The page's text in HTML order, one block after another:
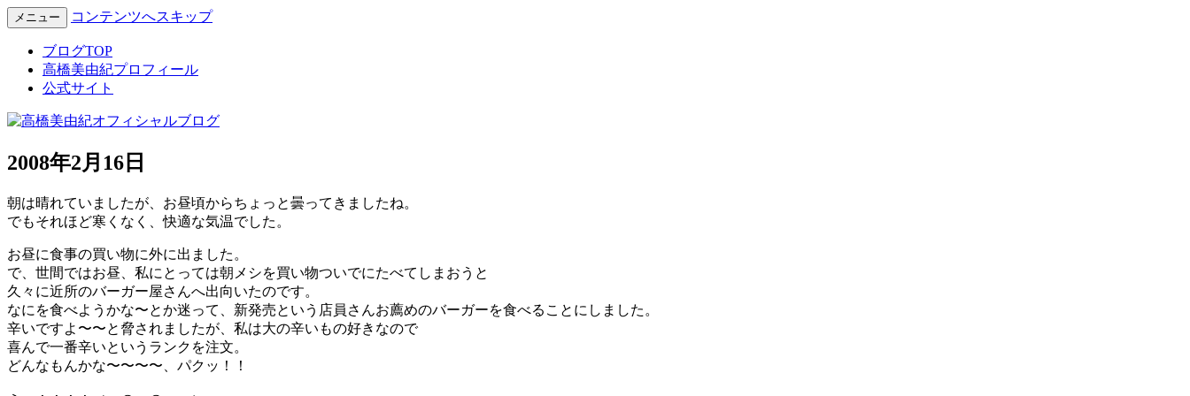
高橋美由紀オフィシャルブログ
Miyuki Takahashi Official Blog
メニュー コンテンツへスキップ
ブログTOP
高橋美由紀プロフィール
公式サイト
2008年2月16日
朝は晴れていましたが、お昼頃からちょっと曇ってきましたね。
でもそれほど寒くなく、快適な気温でした。
お昼に食事の買い物に外に出ました。
で、世間ではお昼、私にとっては朝メシを買い物ついでにたべてしまおうと
久々に近所のバーガー屋さんへ出向いたのです。
なにを食べようかな〜とか迷って、新発売という店員さんお薦めのバーガーを食べることにしました。
辛いですよ〜〜と脅されましたが、私は大の辛いもの好きなので
喜んで一番辛いというランクを注文。
どんなもんかな〜〜〜〜、パクッ！！